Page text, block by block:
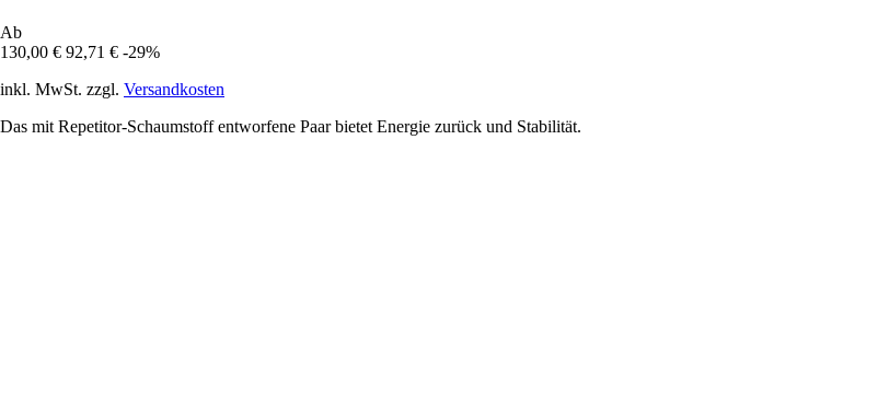
Ab
130,00 € 92,71 € -29%
inkl. MwSt. zzgl. Versandkosten
Das mit Repetitor-Schaumstoff entworfene Paar bietet Energie zurück und Stabilität.